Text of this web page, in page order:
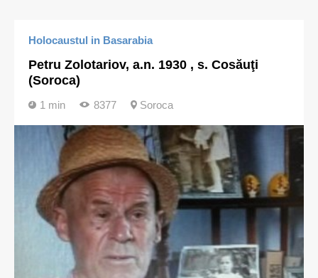
Holocaustul in Basarabia
Petru Zolotariov, a.n. 1930 , s. Cosăuţi
(Soroca)
1 min 8377 Soroca